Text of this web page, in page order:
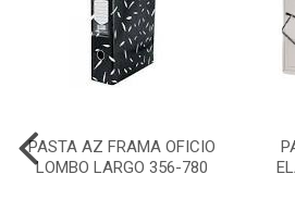
PASTA AZ FRAMA OFICIO
LOMBO LARGO 356-780